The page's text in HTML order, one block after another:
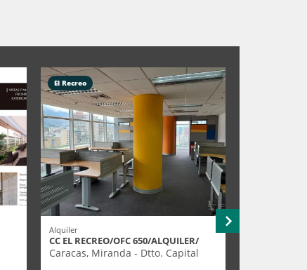
El Recreo
Alquiler
CC EL RECREO/OFC 650/ALQUILER/
Caracas, Miranda - Dtto. Capital